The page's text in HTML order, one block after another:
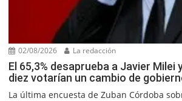
02/08/2026 La redacción
El 65,3% desaprueba a Javier Milei
diez votarían un cambio de
La última encuesta de Zuban Córdoba